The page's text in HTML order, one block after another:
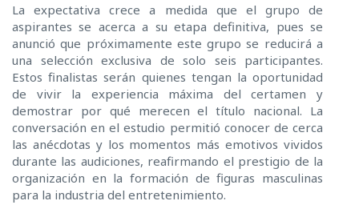
La expectativa crece a medida que el grupo de
aspirantes se acerca a su etapa definitiva, pues se
anunció que próximamente este grupo se reducirá a
una selección exclusiva de solo seis participantes.
Estos finalistas serán quienes tengan la oportunidad
de vivir la experiencia máxima del certamen y
demostrar por qué merecen el título nacional. La
conversación en el estudio permitió conocer de cerca
las anécdotas y los momentos más emotivos vividos
durante las audiciones, reafirmando el prestigio de la
organización en la formación de figuras masculinas
para la industria del entretenimiento.